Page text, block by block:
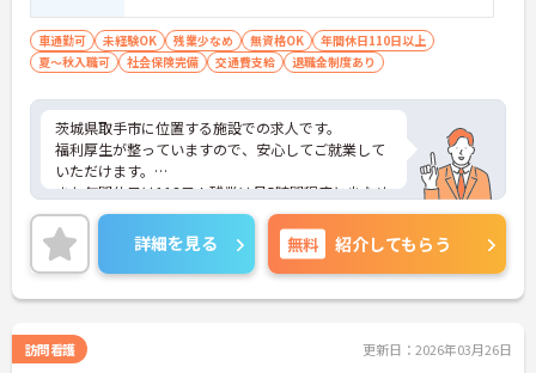
車通勤可 未経験OK 残業少なめ 無資格OK
年間休日110日以上
夏～秋入職可
社会保険完備 交通費支給 退職金制度あり
茨城県取手市に位置する施設での求人です。
福利厚生が整っていますので、安心してご就業して
いただけます。
また年間休日は113日！残業は月5時間程度と少なめ
ですので、プライベートとの予定が立てやすいで
す。
ご興味のある方は、お気軽にお問い合わせくださ
い。
詳細を見る 無料 紹介してもらう
訪問看護 更新日：2026年03月26日